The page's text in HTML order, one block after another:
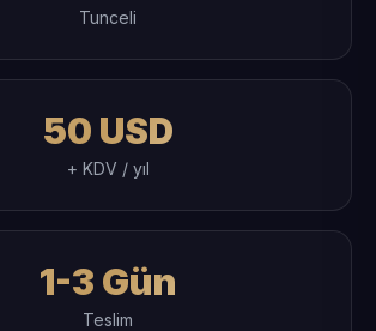
Tunceli
50 USD
+ KDV / yıl
1-3 Gün
Teslim